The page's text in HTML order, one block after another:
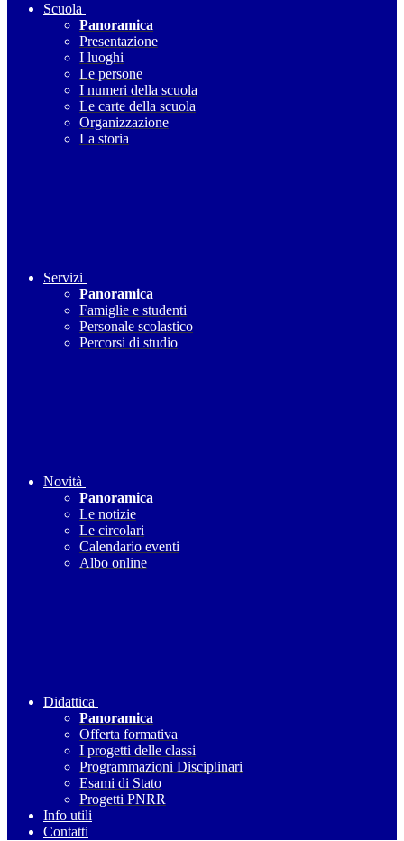
Scuola
Panoramica
Presentazione
I luoghi
Le persone
I numeri della scuola
Le carte della scuola
Organizzazione
La storia
Servizi
Panoramica
Famiglie e studenti
Personale scolastico
Percorsi di studio
Novità
Panoramica
Le notizie
Le circolari
Calendario eventi
Albo online
Didattica
Panoramica
Offerta formativa
I progetti delle classi
Programmazioni Disciplinari
Esami di Stato
Progetti PNRR
Info utili
Contatti